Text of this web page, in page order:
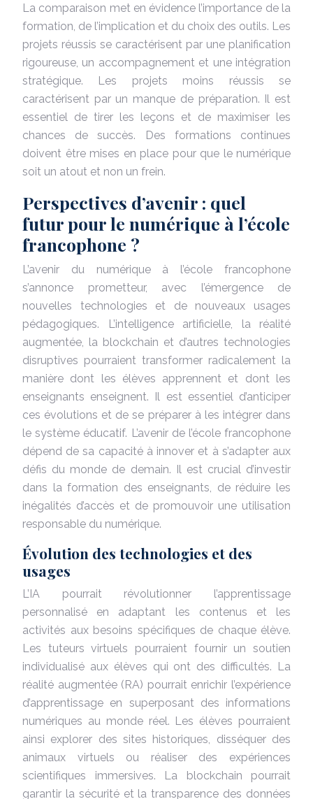
La comparaison met en évidence l’importance de la
formation, de l’implication et du choix des outils. Les
projets réussis se caractérisent par une planification
rigoureuse, un accompagnement et une intégration
stratégique. Les projets moins réussis se
caractérisent par un manque de préparation. Il est
essentiel de tirer les leçons et de maximiser les
chances de succès. Des formations continues
doivent être mises en place pour que le numérique
soit un atout et non un frein.
Perspectives d’avenir : quel
futur pour le numérique à l’école
francophone ?
L’avenir du numérique à l’école francophone
s’annonce prometteur, avec l’émergence de
nouvelles technologies et de nouveaux usages
pédagogiques. L’intelligence artificielle, la réalité
augmentée, la blockchain et d’autres technologies
disruptives pourraient transformer radicalement la
manière dont les élèves apprennent et dont les
enseignants enseignent. Il est essentiel d’anticiper
ces évolutions et de se préparer à les intégrer dans
le système éducatif. L’avenir de l’école francophone
dépend de sa capacité à innover et à s’adapter aux
défis du monde de demain. Il est crucial d’investir
dans la formation des enseignants, de réduire les
inégalités d’accès et de promouvoir une utilisation
responsable du numérique.
Évolution des technologies et des
usages
L’IA pourrait révolutionner l’apprentissage
personnalisé en adaptant les contenus et les
activités aux besoins spécifiques de chaque élève.
Les tuteurs virtuels pourraient fournir un soutien
individualisé aux élèves qui ont des difficultés. La
réalité augmentée (RA) pourrait enrichir l’expérience
d’apprentissage en superposant des informations
numériques au monde réel. Les élèves pourraient
ainsi explorer des sites historiques, disséquer des
animaux virtuels ou réaliser des expériences
scientifiques immersives. La blockchain pourrait
garantir la sécurité et la transparence des données